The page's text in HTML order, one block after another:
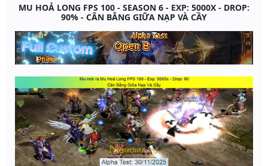
MU HOẢ LONG FPS 100 - SEASON 6 - EXP: 5000X - DROP:
90% - CÂN BẰNG GIỮA NẠP VÀ CẦY